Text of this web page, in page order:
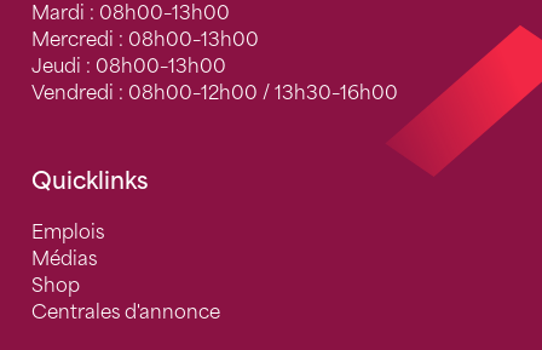
Mardi : 08h00–13h00
Mercredi : 08h00–13h00
Jeudi : 08h00–13h00
Vendredi : 08h00–12h00 / 13h30–16h00
Quicklinks
Emplois
Médias
Shop
Centrales d'annonce